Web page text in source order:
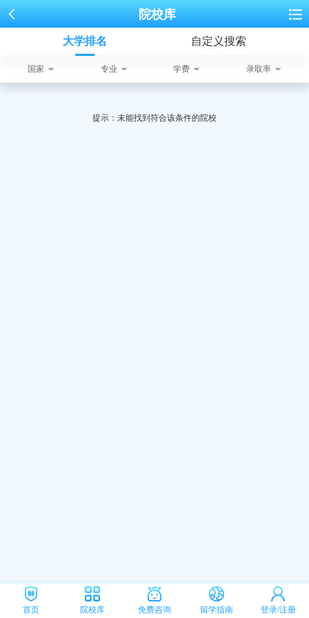
院校库
大学排名 自定义搜索
国家 专业 学费 录取率
提示：未能找到符合该条件的院校
首页 院校库 免费咨询 留学指南 登录/注册